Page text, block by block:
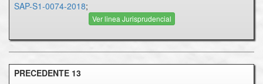
SAP-S1-0074-2018;
Ver linea Jurisprudencial
PRECEDENTE 13